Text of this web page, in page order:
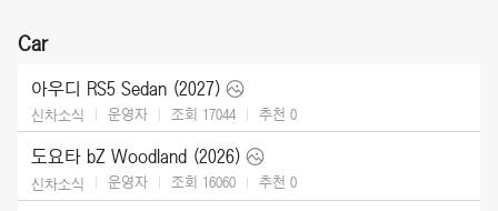
Car
아우디 RS5 Sedan (2027)
신차소식 운영자 조회 17044 추천 0
도요타 bZ Woodland (2026)
신차소식 운영자 조회 16060 추천 0